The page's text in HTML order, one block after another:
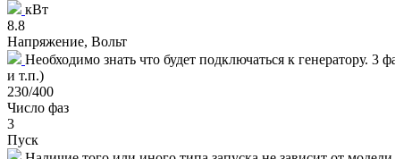
кВт
8.8
Напряжение, Вольт
Необходимо знать что будет подключаться к генератору.
и т.п.)
230/400
Число фаз
3
Пуск